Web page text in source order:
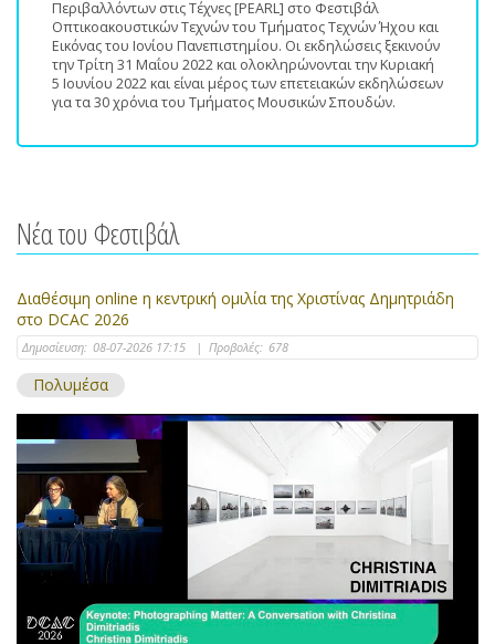
Περιβαλλόντων στις Τέχνες [PEARL] στο Φεστιβάλ
Οπτικοακουστικών Τεχνών του Τμήματος Τεχνών Ήχου και
Εικόνας του Ιονίου Πανεπιστημίου. Οι εκδηλώσεις ξεκινούν
την Τρίτη 31 Μαΐου 2022 και ολοκληρώνονται την Κυριακή
5 Ιουνίου 2022 και είναι μέρος των επετειακών εκδηλώσεων
για τα 30 χρόνια του Τμήματος Μουσικών Σπουδών.
Νέα του Φεστιβάλ
Διαθέσιμη online η κεντρική ομιλία της Χριστίνας Δημητριάδη
στο DCAC 2026
Δημοσίευση: 08-07-2026 17:15 | Προβολές: 678
Πολυμέσα